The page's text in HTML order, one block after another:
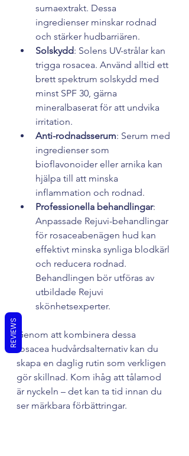
sumaextrakt. Dessa
ingredienser minskar rodnad
och stärker hudbarriären.
Solskydd: Solens UV-strålar kan
trigga rosacea. Använd alltid ett
brett spektrum solskydd med
minst SPF 30, gärna
mineralbaserat för att undvika
irritation.
Anti-rodnadsserum: Serum med
ingredienser som
bioflavonoider eller arnika kan
hjälpa till att minska
inflammation och rodnad.
Professionella behandlingar:
Anpassade Rejuvi-behandlingar
för rosaceabenägen hud kan
effektivt minska synliga blodkärl
och reducera rodnad.
Behandlingen bör utföras av
utbildade Rejuvi
skönhetsexperter.
Genom att kombinera dessa
rosacea hudvårdsalternativ kan du
skapa en daglig rutin som verkligen
gör skillnad. Kom ihåg att tålamod
är nyckeln – det kan ta tid innan du
ser märkbara förbättringar.
REVIEWS